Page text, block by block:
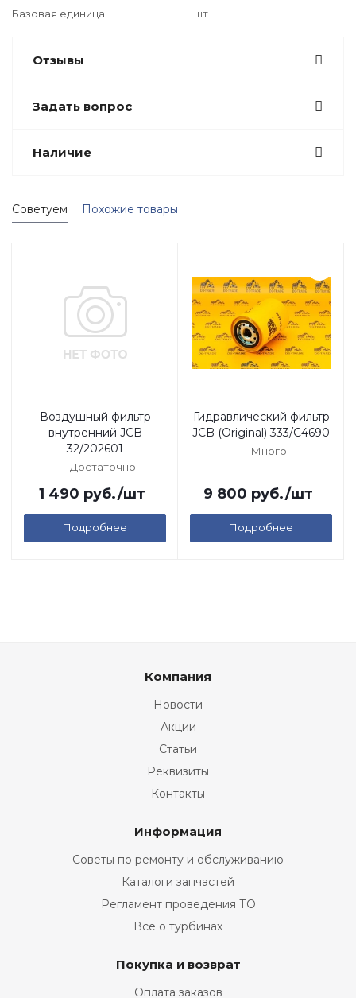
Базовая единица
шт
Отзывы
Задать вопрос
Наличие
Советуем Похожие товары
Воздушный фильтр
внутренний JCB
32/202601
Достаточно
1 490 руб./шт
Подробнее
Гидравлический фильтр
JCB (Original) 333/C4690
Много
9 800 руб./шт
Подробнее
Компания
Новости
Акции
Статьи
Реквизиты
Контакты
Информация
Советы по ремонту и обслуживанию
Каталоги запчастей
Регламент проведения ТО
Все о турбинах
Покупка и возврат
Оплата заказов